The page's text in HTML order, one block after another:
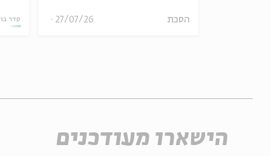
סדר הסכת 27/07/26
הישארו מעודכנים